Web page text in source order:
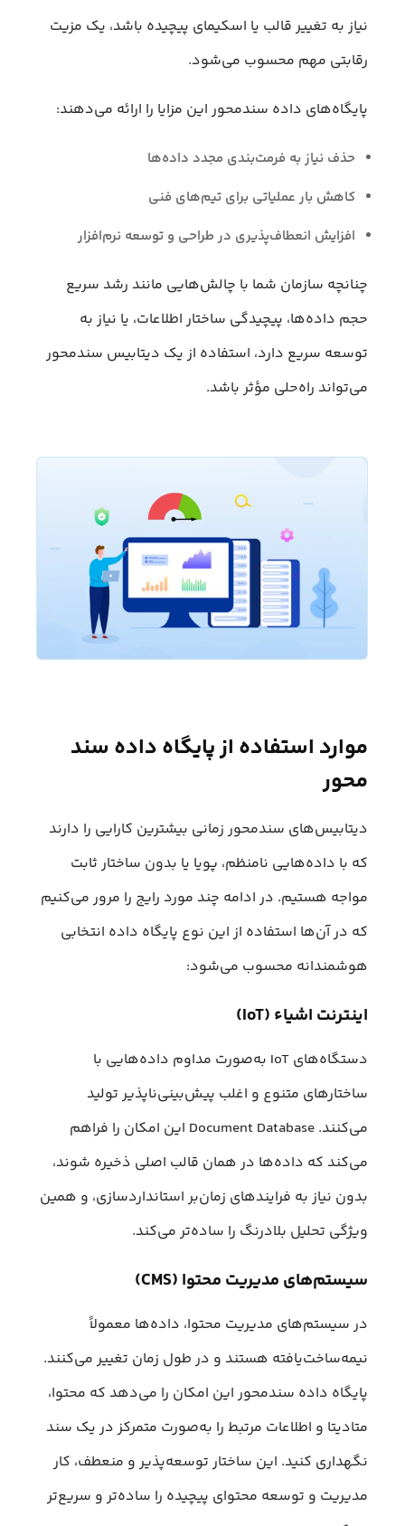
نیاز به تغییر قالب یا اسکیمای پیچیده باشد، یک مزیت
رقابتی مهم محسوب می‌شود.
پایگاه‌های داده سندمحور این مزایا را ارائه می‌دهند:
حذف نیاز به فرمت‌بندی مجدد داده‌ها
کاهش بار عملیاتی برای تیم‌های فنی
افزایش انعطاف‌پذیری در طراحی و توسعه نرم‌افزار
چنانچه سازمان شما با چالش‌هایی مانند رشد سریع
حجم داده‌ها، پیچیدگی ساختار اطلاعات، یا نیاز به
توسعه سریع دارد، استفاده از یک دیتابیس سندمحور
می‌تواند راه‌حلی مؤثر باشد.
موارد استفاده از پایگاه داده سند
محور
دیتابیس‌های سندمحور زمانی بیشترین کارایی را دارند
که با داده‌هایی نامنظم، پویا یا بدون ساختار ثابت
مواجه هستیم. در ادامه چند مورد رایج را مرور می‌کنیم
که در آن‌ها استفاده از این نوع پایگاه داده انتخابی
هوشمندانه‌ محسوب می‌شود:
اینترنت اشیاء (IoT)
دستگاه‌های IoT به‌صورت مداوم داده‌هایی با
ساختارهای متنوع و اغلب پیش‌بینی‌ناپذیر تولید
می‌کنند. Document Database این امکان را فراهم
می‌کند که داده‌ها در همان قالب اصلی ذخیره شوند،
بدون نیاز به فرایندهای زمان‌بر استانداردسازی، و همین
ویژگی تحلیل بلادرنگ را ساده‌تر می‌کند.
سیستم‌های مدیریت محتوا (CMS)
در سیستم‌های مدیریت محتوا، داده‌ها معمولاً
نیمه‌ساخت‌یافته هستند و در طول زمان تغییر می‌کنند.
پایگاه داده سندمحور این امکان را می‌دهد که محتوا،
متادیتا و اطلاعات مرتبط را به‌صورت متمرکز در یک سند
نگهداری کنید. این ساختار توسعه‌پذیر و منعطف، کار
مدیریت و توسعه محتوای پیچیده را ساده‌تر و سریع‌تر